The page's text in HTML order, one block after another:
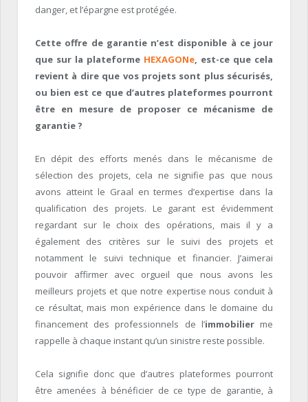
danger, et l’épargne est protégée.
Cette offre de garantie n’est disponible à ce jour
que sur la plateforme HEXAGONe, est-ce que cela
revient à dire que vos projets sont plus sécurisés,
ou bien est ce que d’autres plateformes pourront
être en mesure de proposer ce mécanisme de
garantie ?
En dépit des efforts menés dans le mécanisme de
sélection des projets, cela ne signifie pas que nous
avons atteint le Graal en termes d’expertise dans la
qualification des projets. Le garant est évidemment
regardant sur le choix des opérations, mais il y a
également des critères sur le suivi des projets et
notamment le suivi technique et financier. J’aimerai
pouvoir affirmer avec orgueil que nous avons les
meilleurs projets et que notre expertise nous conduit à
ce résultat, mais mon expérience dans le domaine du
financement des professionnels de l’immobilierme
rappelle à chaque instant qu’un sinistre reste possible.
Cela signifie donc que d’autres plateformes pourront
être amenées à bénéficier de ce type de garantie, à